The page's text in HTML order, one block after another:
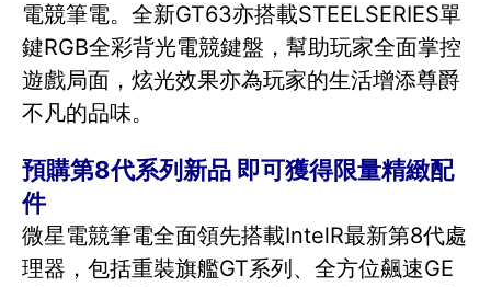
電競筆電。全新GT63亦搭載STEELSERIES單
鍵RGB全彩背光電競鍵盤，幫助玩家全面掌控
遊戲局面，炫光效果亦為玩家的生活增添尊爵
不凡的品味。
預購第8代系列新品 即可獲得限量精緻配
件
微星電競筆電全面領先搭載IntelR最新第8代處
理器，包括重裝旗艦GT系列、全方位飆速GE